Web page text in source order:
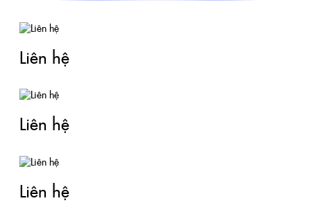
Liên hệ
Liên hệ
Liên hệ